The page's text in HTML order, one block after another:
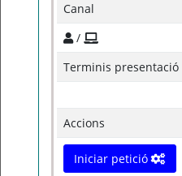
Canal
/
Terminis presentació
Accions
Iniciar petició